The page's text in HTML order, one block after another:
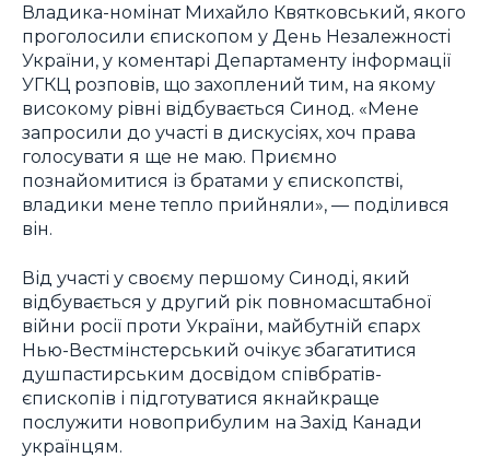
Владика-номінат Михайло Квятковський, якого
проголосили єпископом у День Незалежності
України, у коментарі Департаменту інформації
УГКЦ розповів, що захоплений тим, на якому
високому рівні відбувається Синод. «Мене
запросили до участі в дискусіях, хоч права
голосувати я ще не маю. Приємно
познайомитися із братами у єпископстві,
владики мене тепло прийняли», — поділився
він.
Від участі у своєму першому Синоді, який
відбувається у другий рік повномасштабної
війни росії проти України, майбутній єпарх
Нью-Вестмінстерський очікує збагатитися
душпастирським досвідом співбратів-
єпископів і підготуватися якнайкраще
послужити новоприбулим на Захід Канади
українцям.